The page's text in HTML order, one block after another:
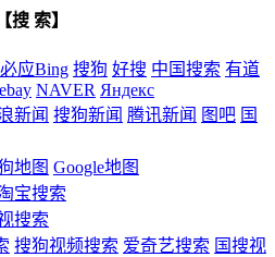
【搜 索】
必应Bing 搜狗 好搜 中国搜索 有道
ebay NAVER Яндекс
新闻 搜狗新闻 腾讯新闻 图吧 国
地图 Google地图
宝搜索
搜索
搜狗视频搜索 爱奇艺搜索 国搜视